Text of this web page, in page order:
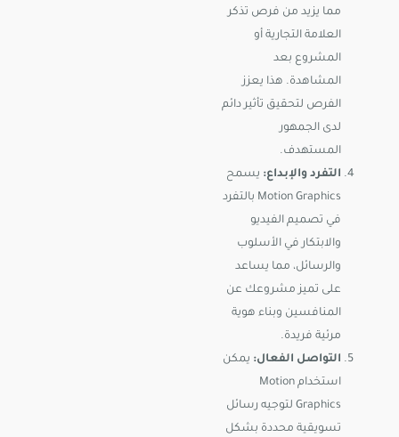
مما يزيد من فرص تذكر
العلامة التجارية أو
المشروع بعد
المشاهدة. هذا يعزز
الفرص لتحقيق تأثير دائم
لدى الجمهور
المستهدف.
التفرد والإبداع: يسمح
Motion Graphics بالتفرد
في تصميم الفيديو
والابتكار في الأسلوب
والرسائل، مما يساعد
على تميز مشروعك عن
المنافسين وبناء هوية
مرئية فريدة.
التواصل الفعال: يمكن
استخدام Motion
Graphics لتوجيه رسائل
تسويقية محددة بشكل